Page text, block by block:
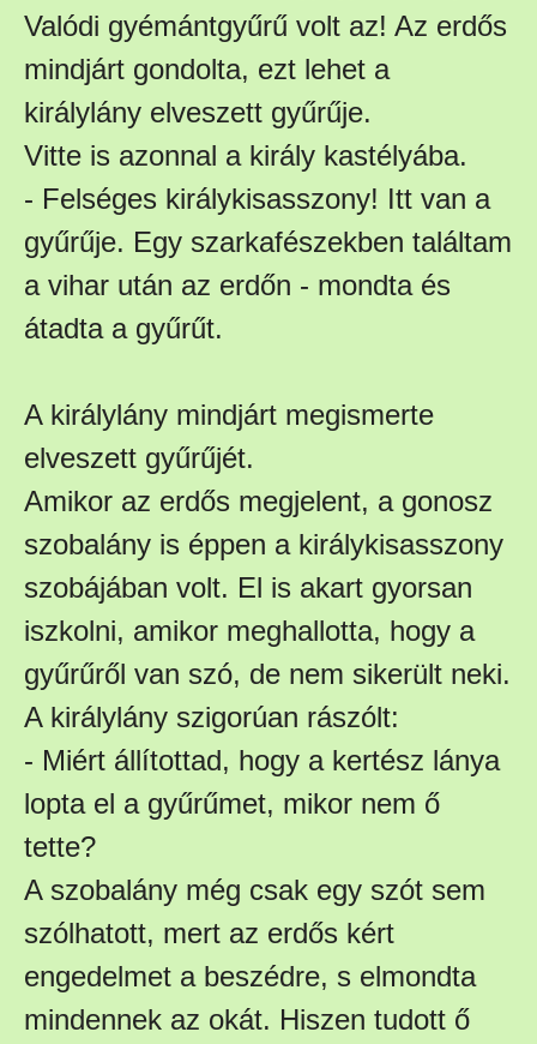
Valódi gyémántgyűrű volt az! Az erdős
mindjárt gondolta, ezt lehet a
királylány elveszett gyűrűje.
Vitte is azonnal a király kastélyába.
- Felséges királykisasszony! Itt van a
gyűrűje. Egy szarkafészekben találtam
a vihar után az erdőn - mondta és
átadta a gyűrűt.
A királylány mindjárt megismerte
elveszett gyűrűjét.
Amikor az erdős megjelent, a gonosz
szobalány is éppen a királykisasszony
szobájában volt. El is akart gyorsan
iszkolni, amikor meghallotta, hogy a
gyűrűről van szó, de nem sikerült neki.
A királylány szigorúan rászólt:
- Miért állítottad, hogy a kertész lánya
lopta el a gyűrűmet, mikor nem ő
tette?
A szobalány még csak egy szót sem
szólhatott, mert az erdős kért
engedelmet a beszédre, s elmondta
mindennek az okát. Hiszen tudott ő